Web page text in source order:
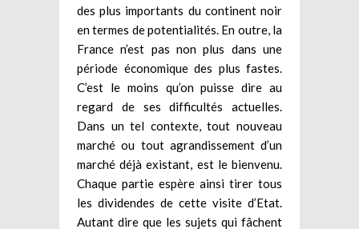
des plus importants du continent noir
en termes de potentialités. En outre, la
France n’est pas non plus dans une
période économique des plus fastes.
C’est le moins qu’on puisse dire au
regard de ses difficultés actuelles.
Dans un tel contexte, tout nouveau
marché ou tout agrandissement d’un
marché déjà existant, est le bienvenu.
Chaque partie espère ainsi tirer tous
les dividendes de cette visite d’Etat.
Autant dire que les sujets qui fâchent